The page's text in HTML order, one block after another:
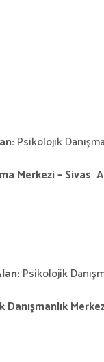
Psikolojik
– Sivas
Psikolojik